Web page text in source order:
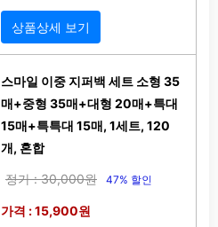
상품상세 보기
스마일 이중 지퍼백 세트 소형 35
매+중형 35매+대형 20매+특대
15매+특특대 15매, 1세트, 120
개, 혼합
정가 : 30,000원 47% 할인
가격 : 15,900원